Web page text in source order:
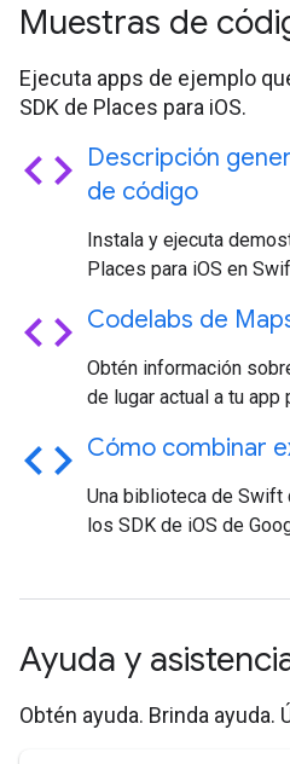
Muestras de
Ejecuta apps de ejemplo
SDK de Places para iOS.
code Descripción
de código
Instala y ejecuta
Places para iOS en
code Codelabs de
Obtén información
de lugar actual a tu app
code Cómo combinar
Una biblioteca de Swift
los SDK de iOS de
Ayuda y
Obtén ayuda. Brinda ayuda.